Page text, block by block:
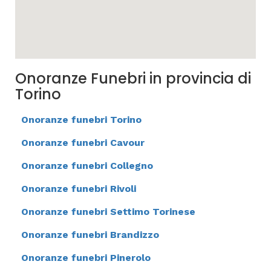
Onoranze Funebri in provincia di
Torino
Onoranze funebri Torino
Onoranze funebri Cavour
Onoranze funebri Collegno
Onoranze funebri Rivoli
Onoranze funebri Settimo Torinese
Onoranze funebri Brandizzo
Onoranze funebri Pinerolo